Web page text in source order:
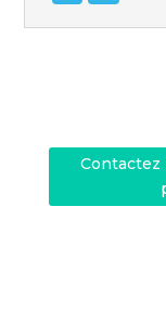
Contactez